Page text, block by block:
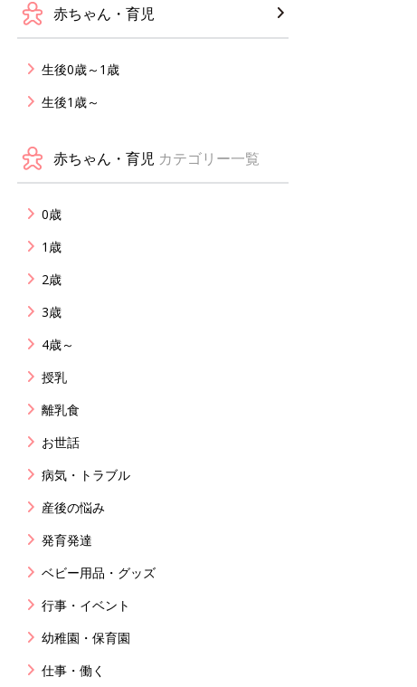
赤ちゃん・育児
生後0歳～1歳
生後1歳～
赤ちゃん・育児 カテゴリー一覧
0歳
1歳
2歳
3歳
4歳～
授乳
離乳食
お世話
病気・トラブル
産後の悩み
発育発達
ベビー用品・グッズ
行事・イベント
幼稚園・保育園
仕事・働く